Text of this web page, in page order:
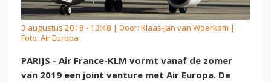
3 augustus 2018 - 13:48 | Door: Klaas-Jan van Woerkom |
Foto: Air Europa
PARIJS - Air France-KLM vormt vanaf de zomer
van 2019 een joint venture met Air Europa. De